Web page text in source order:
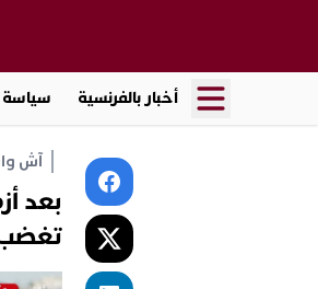
أخبار بالفرنسية سياسة
آش
بعد
تغضب